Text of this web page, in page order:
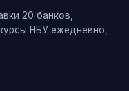
20 банков,
НБУ ежедневно,